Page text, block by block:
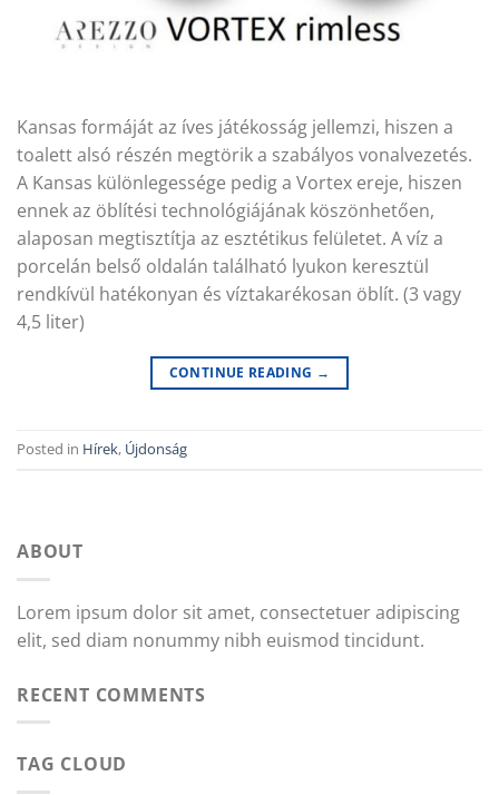
Kansas formáját az íves játékosság jellemzi, hiszen a
toalett alsó részén megtörik a szabályos vonalvezetés.
A Kansas különlegessége pedig a Vortex ereje, hiszen
ennek az öblítési technológiájának köszönhetően,
alaposan megtisztítja az esztétikus felületet. A víz a
porcelán belső oldalán található lyukon keresztül
rendkívül hatékonyan és víztakarékosan öblít. (3 vagy
4,5 liter)
CONTINUE READING →
Posted in Hírek, Újdonság
ABOUT
Lorem ipsum dolor sit amet, consectetuer adipiscing
elit, sed diam nonummy nibh euismod tincidunt.
RECENT COMMENTS
TAG CLOUD